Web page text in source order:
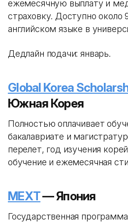
ежемесячную выплату и
страховку. Доступно около
английском языке в
Дедлайн подачи: январь.
Global Korea
Южная Корея
Полностью оплачивает
бакалавриате и
перелет, год изучения
обучение и ежемесячная
MEXT— Япония
Государственная